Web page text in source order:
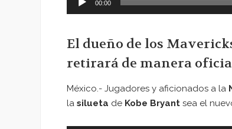
00:00
El dueño de los
retirará de manera
México.- Jugadores y aficionados a la
la silueta de Kobe Bryant sea el